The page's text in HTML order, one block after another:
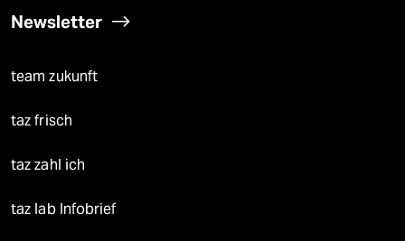
Newsletter
team zukunft
taz frisch
taz zahl ich
taz lab Infobrief